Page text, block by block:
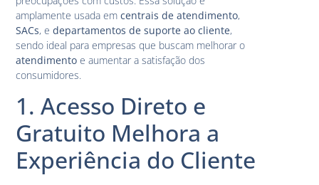
amplamente usada emcentrais de atendimento,
SACs, edepartamentos de suporte ao cliente,
sendo ideal para empresas que buscam melhorar o
atendimento e aumentar a satisfação dos
consumidores.
1. Acesso Direto e
Gratuito Melhora a
Experiência do Cliente